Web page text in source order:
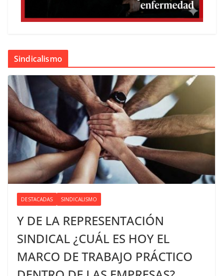
Sindicalismo
DESTACADAS SINDICALISMO
Y DE LA REPRESENTACIÓN
SINDICAL ¿CUÁL ES HOY EL
MARCO DE TRABAJO PRÁCTICO